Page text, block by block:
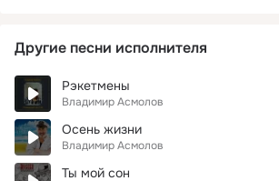
Другие песни исполнителя
Рэкетмены
Владимир Асмолов
Осень жизни
Владимир Асмолов
Ты мой сон